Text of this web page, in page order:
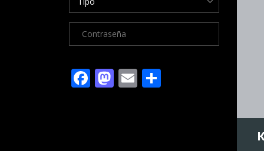
Facebook
Mastodon
Email